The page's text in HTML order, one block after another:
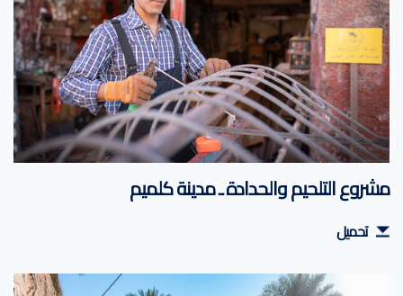
مشروع التلحيم والحدادة ـ مدينة كلميم
تحميل